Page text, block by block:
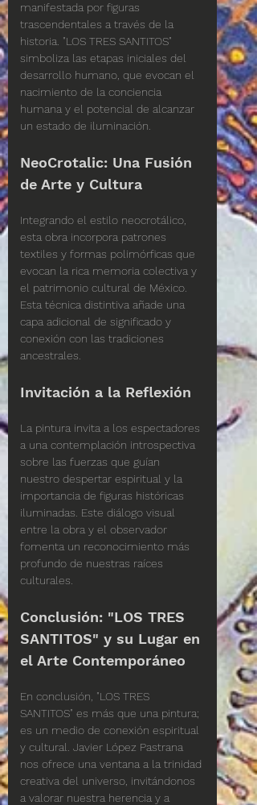
manifestada por figuras
trascendentales a través de la
historia. "LOS TRES SANTITOS"
simboliza las etapas iniciales del
desarrollo humano, que evocan el
nacimiento de la conciencia
humana y el potencial de alcanzar
un estado de iluminación.
NeoCrotalic: Una Fusión
de Arte y Cultura
Integrando el estilo neocrotálico,
esta obra incorpora patrones
textiles y formas polimórficas que
evocan la rica memoria colectiva y
el patrimonio cultural de México.
Esta técnica distintiva añade una
capa adicional de significado y
conexión con las tradiciones
ancestrales.
Invitación a la Reflexión
La pintura invita a los espectadores
a una contemplación introspectiva
sobre las fuerzas que guían
nuestro despertar espiritual y la
importancia de figuras históricas
iluminadas. Este diálogo visual
entre la obra y el observador
fomenta un reconocimiento más
profundo de nuestras raíces
culturales.
Conclusión: "LOS TRES
SANTITOS" y su Lugar en
el Arte Contemporáneo
En conclusión, "LOS TRES
SANTITOS" es más que una pintura;
es un medio de conexión espiritual
y cultural. Javier López Pastrana
nos ofrece una ventana a la trinidad
creativa del universo, invitándonos
a valorar nuestra herencia y a